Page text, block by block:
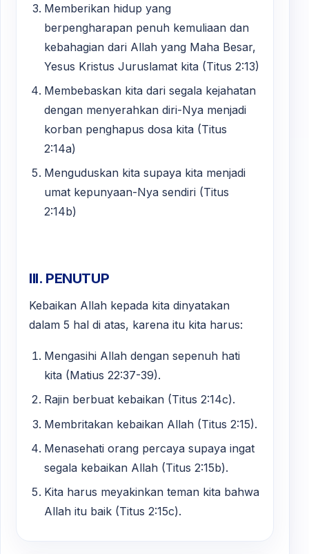
Memberikan hidup yang
berpengharapan penuh kemuliaan dan
kebahagian dari Allah yang Maha Besar,
Yesus Kristus Juruslamat kita (Titus 2:13)
Membebaskan kita dari segala kejahatan
dengan menyerahkan diri-Nya menjadi
korban penghapus dosa kita (Titus
2:14a)
Menguduskan kita supaya kita menjadi
umat kepunyaan-Nya sendiri (Titus
2:14b)
III. PENUTUP
Kebaikan Allah kepada kita dinyatakan
dalam 5 hal di atas, karena itu kita harus:
Mengasihi Allah dengan sepenuh hati
kita (Matius 22:37-39).
Rajin berbuat kebaikan (Titus 2:14c).
Membritakan kebaikan Allah (Titus 2:15).
Menasehati orang percaya supaya ingat
segala kebaikan Allah (Titus 2:15b).
Kita harus meyakinkan teman kita bahwa
Allah itu baik (Titus 2:15c).